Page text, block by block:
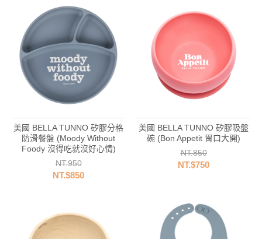
美國 BELLA TUNNO 矽膠分格
防滑餐盤 (Moody Without
Foody 沒得吃就沒好心情)
NT.950
NT.$850
美國 BELLA TUNNO 矽膠吸盤
碗 (Bon Appetit 胃口大開)
NT.850
NT.$750